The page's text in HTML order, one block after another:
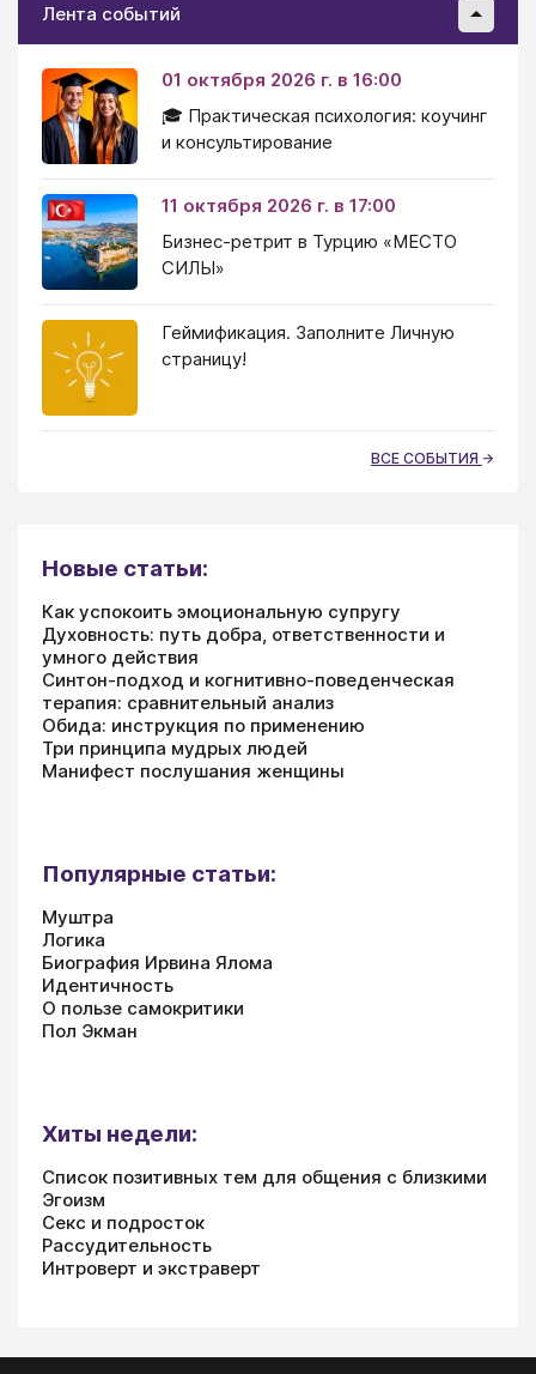
Лента событий
01 октября 2026 г. в 16:00
🎓 Практическая психология: коучинг
и консультирование
11 октября 2026 г. в 17:00
Бизнес-ретрит в Турцию «МЕСТО
СИЛЫ»
Геймификация. Заполните Личную
страницу!
ВСЕ СОБЫТИЯ
Новые статьи:
Как успокоить эмоциональную супругу
Духовность: путь добра, ответственности и
умного действия
Синтон-подход и когнитивно-поведенческая
терапия: сравнительный анализ
Обида: инструкция по применению
Три принципа мудрых людей
Манифест послушания женщины
Популярные статьи:
Муштра
Логика
Биография Ирвина Ялома
Идентичность
О пользе самокритики
Пол Экман
Хиты недели:
Список позитивных тем для общения с близкими
Эгоизм
Секс и подросток
Рассудительность
Интроверт и экстраверт